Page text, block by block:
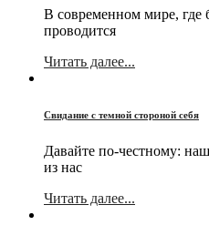
В современном мире, где
проводится
Читать далее...
Свидание с темной стороной себя
Давайте по-честному:
из нас
Читать далее...